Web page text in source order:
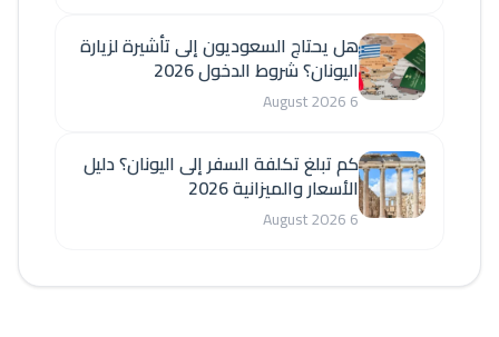
هل يحتاج السعوديون إلى تأشيرة لزيارة
اليونان؟ شروط الدخول 2026
6 August 2026
كم تبلغ تكلفة السفر إلى اليونان؟ دليل
الأسعار والميزانية 2026
6 August 2026